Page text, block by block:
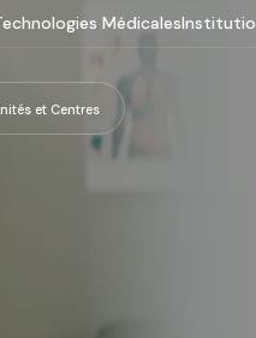
Médicales
et Centres